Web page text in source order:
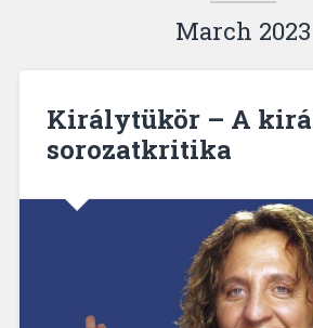
March 2023
Királytükör – A
sorozatkritika